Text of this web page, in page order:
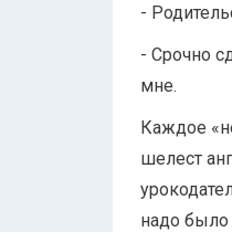
-
- Срочно
мне.
Каждое
шелест
надо было